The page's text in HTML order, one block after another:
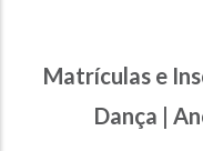
Matrículas e
Dança |